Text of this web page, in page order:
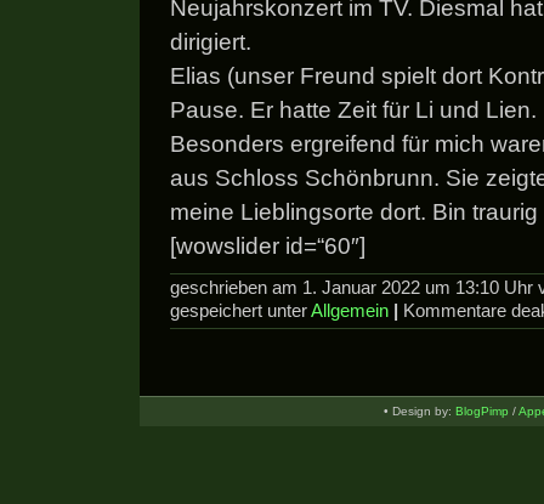
Neujahrskonzert im TV. Diesmal
dirigiert.
Elias (unser Freund spielt dort
Pause. Er hatte Zeit für Li und Lien.
Besonders ergreifend für mich
aus Schloss Schönbrunn. Sie
meine Lieblingsorte dort. Bin
[wowslider id=“60″]
geschrieben am 1. Januar 2022 um 13:10 Uhr
gespeichert unterAllgemein Kommentare
• Design by: BlogPimp /